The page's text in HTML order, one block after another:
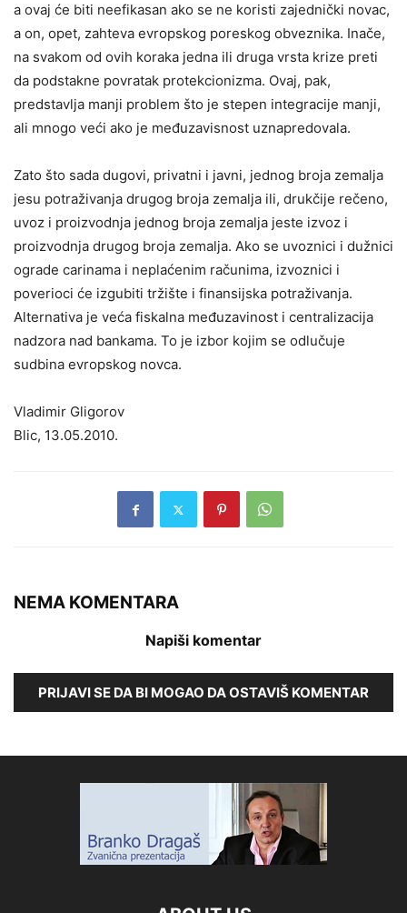
a ovaj će biti neefikasan ako se ne koristi zajednički novac,
a on, opet, zahteva evropskog poreskog obveznika. Inače,
na svakom od ovih koraka jedna ili druga vrsta krize preti
da podstakne povratak protekcionizma. Ovaj, pak,
predstavlja manji problem što je stepen integracije manji,
ali mnogo veći ako je međuzavisnost uznapredovala.
Zato što sada dugovi, privatni i javni, jednog broja zemalja
jesu potraživanja drugog broja zemalja ili, drukčije rečeno,
uvoz i proizvodnja jednog broja zemalja jeste izvoz i
proizvodnja drugog broja zemalja. Ako se uvoznici i dužnici
ograde carinama i neplaćenim računima, izvoznici i
poverioci će izgubiti tržište i finansijska potraživanja.
Alternativa je veća fiskalna međuzavinost i centralizacija
nadzora nad bankama. To je izbor kojim se odlučuje
sudbina evropskog novca.
Vladimir Gligorov
Blic, 13.05.2010.
NEMA KOMENTARA
Napiši komentar
PRIJAVI SE DA BI MOGAO DA OSTAVIŠ KOMENTAR